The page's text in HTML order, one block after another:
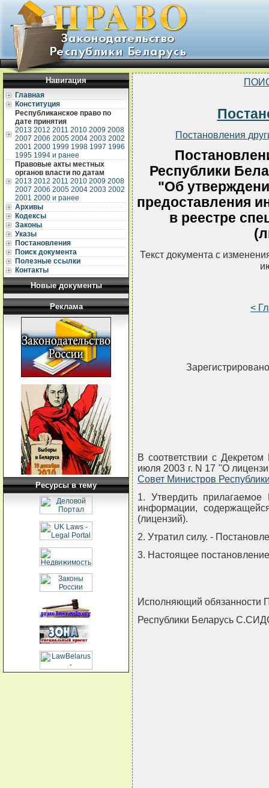
Навигация
Главная
Конституция
Республиканское право по
дате принятия
2013 2012 2011 2010 2009 2008
2007 2006 2005 2004 2003 2002
2001 2000 1999 1998 1997 1996
1995 1994 и ранее
Правовые акты местных
органов власти по датам
2013 2012 2011 2010 2009 2008
2007 2006 2005 2004 2003 2002
2001 2000 и ранее
Архивы
Кодексы
Законы
Указы
Постановления
Поиск документа
Полезные ссылки
Контакты
Новые документы
Реклама
Ресурсы в тему
Постановления
Республики
"Об
предоставления
в реестре
Текст документа с
<
В соответствии с
июля 2003 г. N 17 "О
Совет Министров
1. Утвердить
информации,
(лицензий).
2. Утратил силу. -
3. Настоящее
Исполняющий обязанности
Республики Беларусь